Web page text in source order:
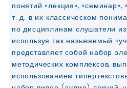
понятий «лекция», «семинар»,
т. д. в их классическом
по дисциплинам слушатели
используя так называемый
представляет собой набор
методических комплексов,
использованием